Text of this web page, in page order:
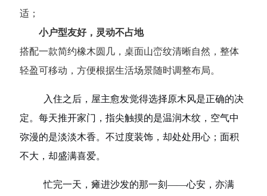
适；
小户型友好，灵动不占地
搭配一款简约橡木圆几，桌面山峦纹清晰自然，整体
轻盈可移动，方便根据生活场景随时调整布局。
入住之后，屋主愈发觉得选择原木风是正确的决
定。每天推开家门，指尖触摸的是温润木纹，空气中
弥漫的是淡淡木香。不过度装饰，却处处用心；面积
不大，却盛满喜爱。
忙完一天，瘫进沙发的那一刻——心安，亦满